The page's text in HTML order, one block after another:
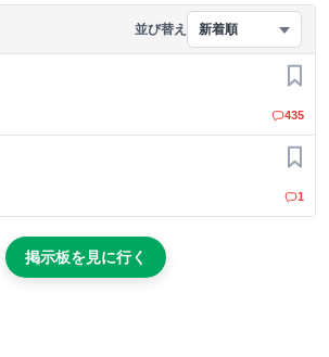
並び替え 新着順
お気
435
お気
1
掲示板を見に行く